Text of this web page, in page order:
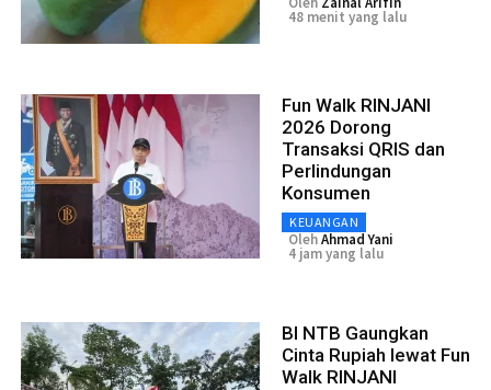
48 menit yang lalu
Fun Walk RINJANI
2026 Dorong
Transaksi QRIS dan
Perlindungan
Konsumen
KEUANGAN
OlehAhmad Yani
4 jam yang lalu
BI NTB Gaungkan
Cinta Rupiah lewat Fun
Walk RINJANI